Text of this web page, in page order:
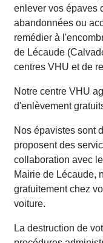
enlever vos épaves
abandonnées ou
remédier à
de Lécaude
centres VHU et de
Notre centre VHU
d'enlèvement
Nos épavistes sont
proposent des
collaboration avec
Mairie de Lécaude,
gratuitement chez
voiture.
La destruction de